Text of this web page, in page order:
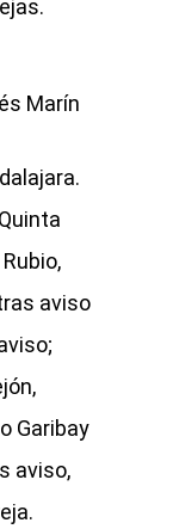
Marín
aviso
Garibay
aviso,